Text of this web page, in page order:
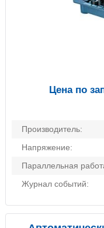
Производитель:
Напряжение:
Параллельная
Журнал событий:
Цена по